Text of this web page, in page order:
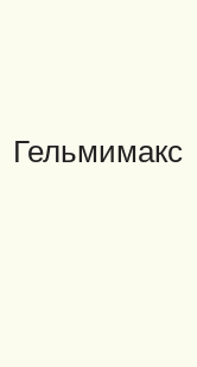
Гельмимакс